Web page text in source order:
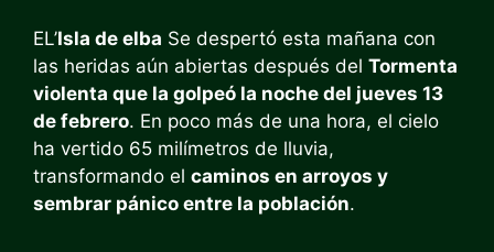
EL’Isla de elba Se despertó esta mañana con
las heridas aún abiertas después del Tormenta
violenta que la golpeó la noche del jueves 13
de febrero. En poco más de una hora, el cielo
ha vertido 65 milímetros de lluvia,
transformando el caminos en arroyos y
sembrar pánico entre la población.